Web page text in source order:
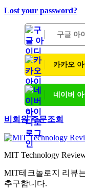
Lost your password?
구글 아
카카오 아
네이버 아
비회원 주문조회
MIT Technology
MIT테크놀로지 리뷰
추구합니다.